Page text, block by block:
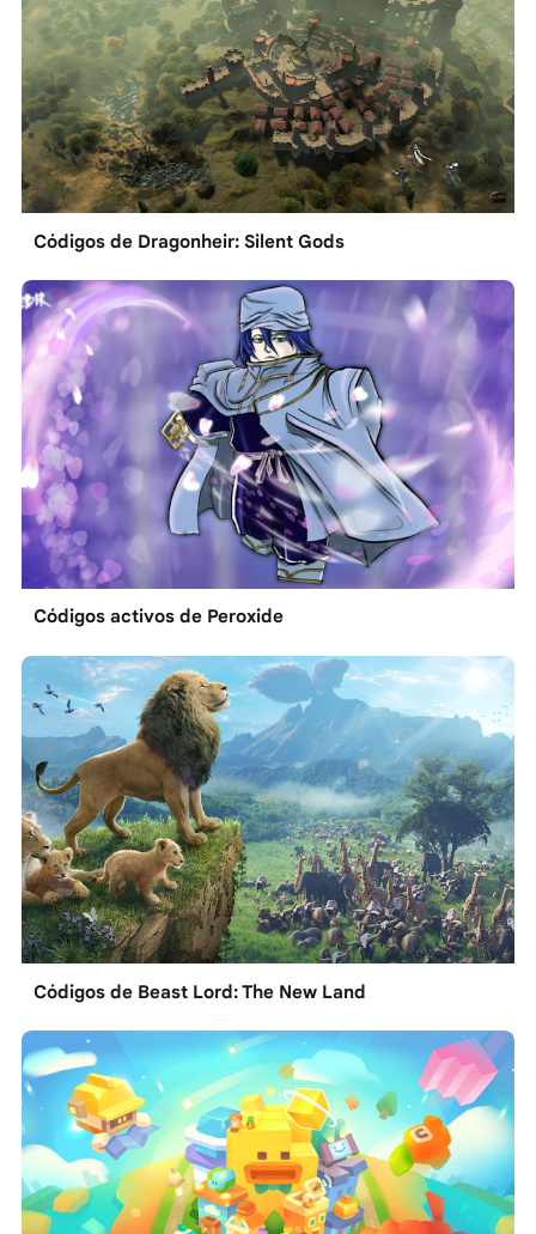
Códigos de Dragonheir: Silent Gods
Códigos activos de Peroxide
Códigos de Beast Lord: The New Land